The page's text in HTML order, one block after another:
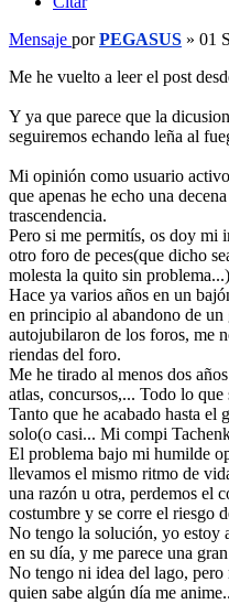
Mensaje porPEGASUS » 01
Me he vuelto a leer el post
Y ya que parece que la
seguiremos echando leña al
Mi opinión como usuario
que apenas he echo una
trascendencia.
Pero si me permitís, os doy mi
otro foro de peces(que dicho
molesta la quito sin problema...)
Hace ya varios años en un
en principio al abandono de un
autojubilaron de los foros, me
riendas del foro.
Me he tirado al menos dos
atlas, concursos,... Todo lo
Tanto que he acabado hasta
solo(o casi... Mi compi
El problema bajo mi humilde
llevamos el mismo ritmo de
una razón u otra, perdemos el
costumbre y se corre el riesgo
No tengo la solución, yo estoy
en su día, y me parece una
No tengo ni idea del lago, pero
quien sabe algún día me